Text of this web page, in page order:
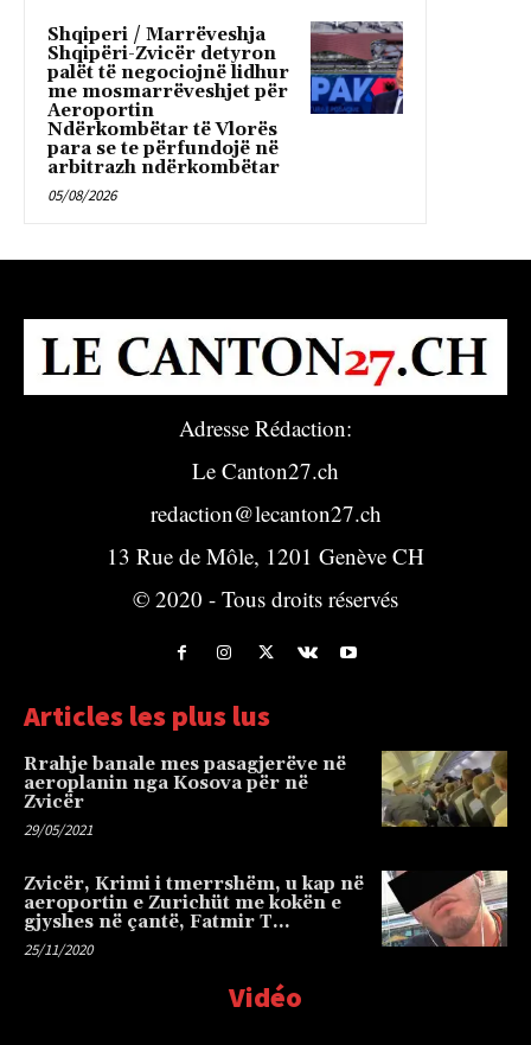
Shqiperi / Marrëveshja
Shqipëri-Zvicër detyron
palët të negociojnë lidhur
me mosmarrëveshjet për
Aeroportin
Ndërkombëtar të Vlorës
para se te përfundojë në
arbitrazh ndërkombëtar
05/08/2026
Adresse Rédaction:
Le Canton27.ch
redaction@lecanton27.ch
13 Rue de Môle, 1201 Genève CH
© 2020 - Tous droits réservés
Articles les plus lus
Rrahje banale mes pasagjerëve në
aeroplanin nga Kosova për në
Zvicër
29/05/2021
Zvicër, Krimi i tmerrshëm, u kap në
aeroportin e Zurichüt me kokën e
gjyshes në çantë, Fatmir T…
25/11/2020
Vidéo